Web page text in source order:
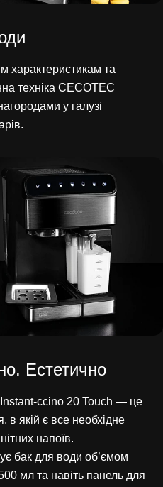
характеристикам та
техніка CECOTEC
у галузі
Естетично
ccino 20 Touch — це
в якій є все необхідне
напоїв.
бак для води об’ємом
мл та навіть панель для